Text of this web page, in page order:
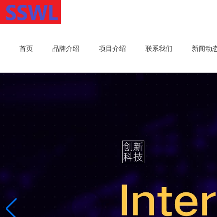
首页 品牌介绍 项目介绍 联系我们 新闻动